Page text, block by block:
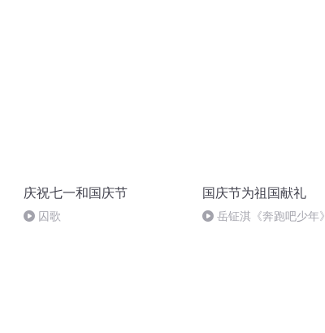
庆祝七一和国庆节
囚歌
国庆节为祖国献礼
岳钲淇《奔跑吧少年》